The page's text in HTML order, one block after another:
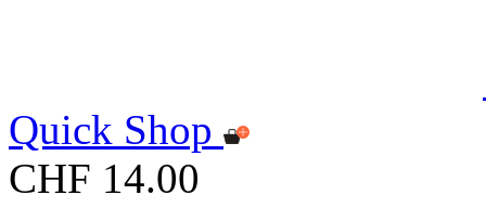
Quick Shop
CHF 14.00